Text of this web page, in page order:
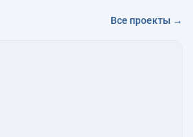
Все проекты →